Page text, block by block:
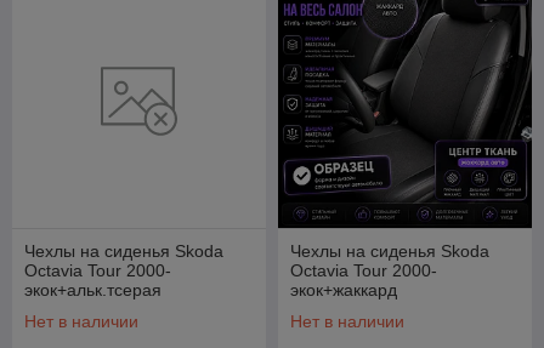
Чехлы на сиденья Skoda
Octavia Tour 2000-
экок+альк.тсерая
Нет в наличии
Чехлы на сиденья Skoda
Octavia Tour 2000-
экок+жаккард
Нет в наличии